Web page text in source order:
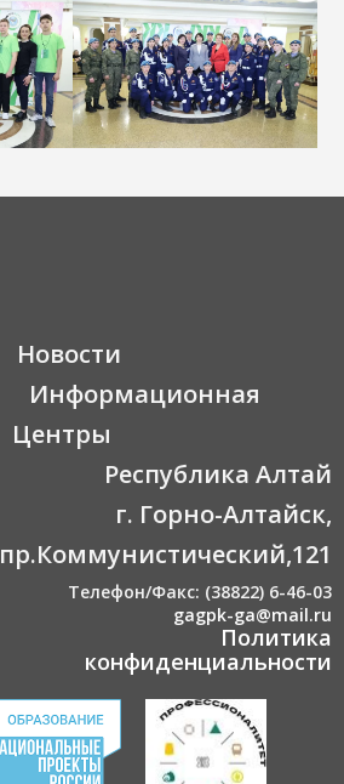
Новости
Информационная
Центры
Республика Алтай
г. Горно-Алтайск,
пр.Коммунистический,121
Телефон/Факс: (38822) 6-46-03
gagpk-ga@mail.ru
Политика
конфиденциальности